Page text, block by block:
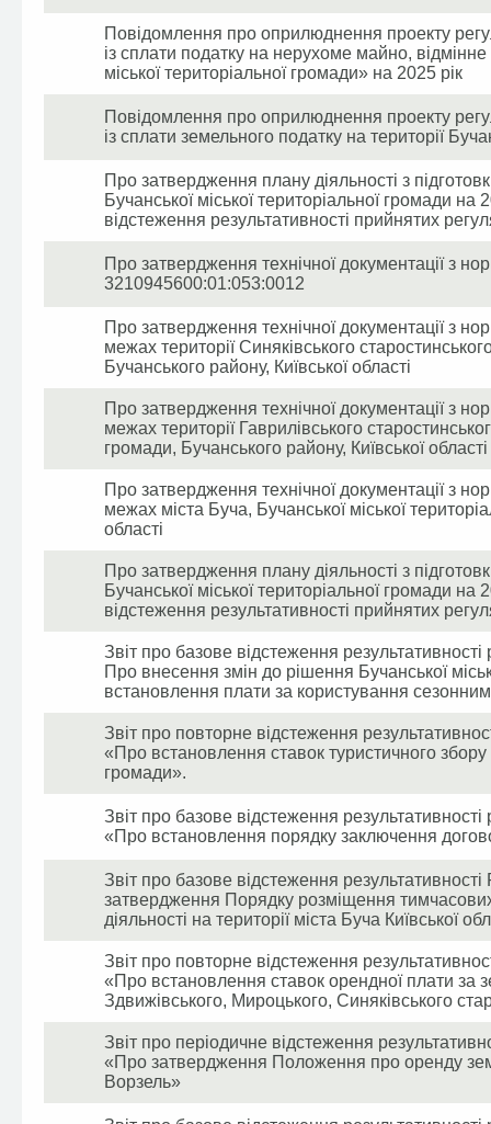
Повідомлення про оприлюднення проекту
із сплати податку на нерухоме майно, відмінне
міської територіальної громади» на 2025 рік
Повідомлення про оприлюднення проекту
із сплати земельного податку на території
Про затвердження плану діяльності з
Бучанської міської територіальної громади
відстеження результативності прийнятих
Про затвердження технічної документації з
3210945600:01:053:0012
Про затвердження технічної документації з
межах території Синяківського
Бучанського району, Київської області
Про затвердження технічної документації з
межах території Гаврилівського
громади, Бучанського району, Київської області
Про затвердження технічної документації з
межах міста Буча, Бучанської міської
області
Про затвердження плану діяльності з
Бучанської міської територіальної громади
відстеження результативності прийнятих
Звіт про базове відстеження
Про внесення змін до рішення Бучанської
встановлення плати за користування
Звіт про повторне відстеження
«Про встановлення ставок туристичного збору
громади».
Звіт про базове відстеження
«Про встановлення порядку заключення
Звіт про базове відстеження
затвердження Порядку розміщення
діяльності на території міста Буча Київської
Звіт про повторне відстеження
«Про встановлення ставок орендної плати за
Здвижівського, Мироцького, Синяківського
Звіт про періодичне відстеження
«Про затвердження Положення про оренду
Ворзель»